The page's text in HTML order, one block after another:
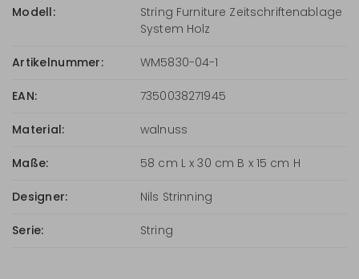
Modell:
String Furniture Zeitschriftenablage
System Holz
Artikelnummer: WM5830-04-1
EAN: 7350038271945
Material: walnuss
Maße: 58 cm L x 30 cm B x 15 cm H
Designer: Nils Strinning
Serie: String